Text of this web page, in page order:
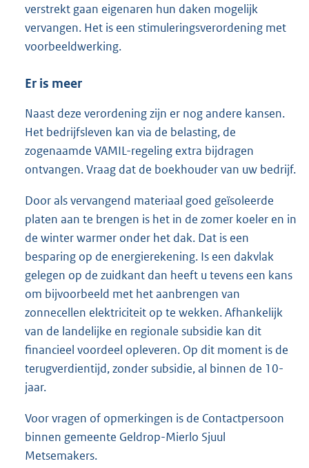
verstrekt gaan eigenaren hun daken mogelijk
vervangen. Het is een stimuleringsverordening met
voorbeeldwerking.
Er is meer
Naast deze verordening zijn er nog andere kansen.
Het bedrijfsleven kan via de belasting, de
zogenaamde VAMIL-regeling extra bijdragen
ontvangen. Vraag dat de boekhouder van uw bedrijf.
Door als vervangend materiaal goed geïsoleerde
platen aan te brengen is het in de zomer koeler en in
de winter warmer onder het dak. Dat is een
besparing op de energierekening. Is een dakvlak
gelegen op de zuidkant dan heeft u tevens een kans
om bijvoorbeeld met het aanbrengen van
zonnecellen elektriciteit op te wekken. Afhankelijk
van de landelijke en regionale subsidie kan dit
financieel voordeel opleveren. Op dit moment is de
terugverdientijd, zonder subsidie, al binnen de 10-
jaar.
Voor vragen of opmerkingen is de Contactpersoon
binnen gemeente Geldrop-Mierlo Sjuul
Metsemakers.